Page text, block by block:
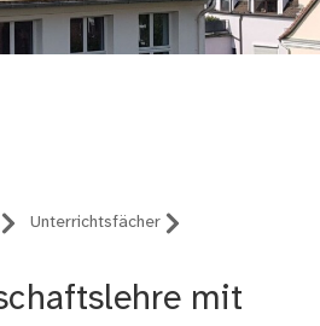
Unterrichtsfächer
mit